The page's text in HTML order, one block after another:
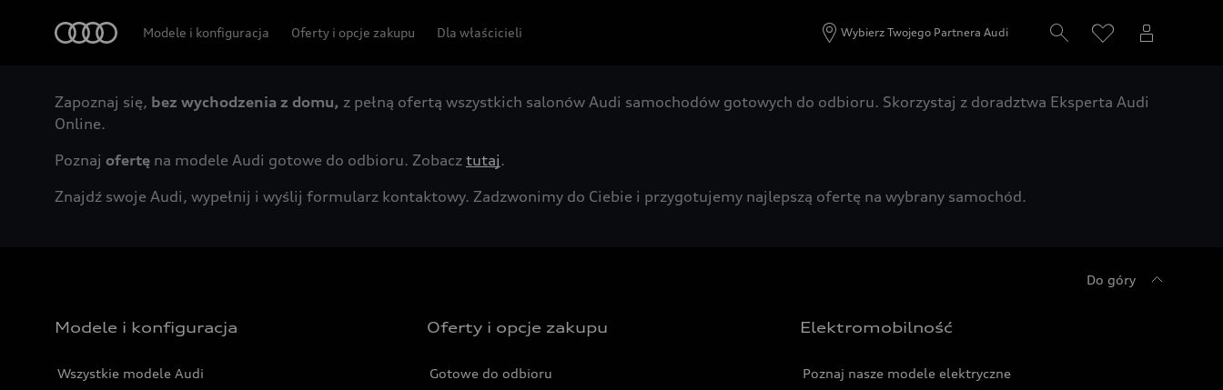
Modele i konfiguracja Oferty i opcje zakupu Dla właścicieli Wybierz Twojego Partnera Audi
Zapoznaj się, bez wychodzenia z domu, z pełną ofertą wszystkich salonów Audi samochodów gotowych do odbioru. Skorzystaj z doradztwa Eksperta Audi
Online.
Poznaj ofertę na modele Audi gotowe do odbioru. Zobacz tutaj.
Znajdź swoje Audi, wypełnij i wyślij formularz kontaktowy. Zadzwonimy do Ciebie i przygotujemy najlepszą ofertę na wybrany samochód.
Do góry
Modele i konfiguracja
Wszystkie modele Audi
Oferty i opcje zakupu
Gotowe do odbioru
Elektromobilność
Poznaj nasze modele elektryczne